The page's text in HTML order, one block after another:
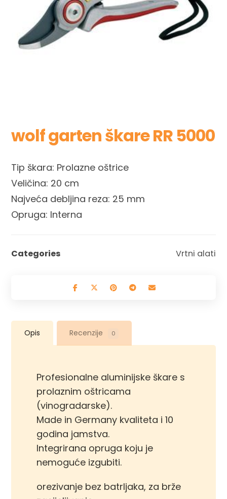
wolf garten škare RR 5000
Tip škara: Prolazne oštrice
Veličina: 20 cm
Najveća debljina reza: 25 mm
Opruga: Interna
Categories Vrtni alati
Opis Recenzije 0
Profesionalne aluminijske škare s
prolaznim oštricama
(vinogradarske).
Made in Germany kvaliteta i 10
godina jamstva.
Integrirana opruga koju je
nemoguće izgubiti.
orezivanje bez batrljaka, za brže